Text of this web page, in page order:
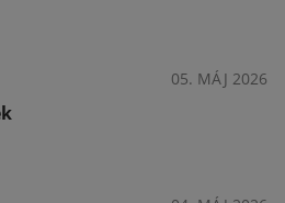
05. MÁJ 2026